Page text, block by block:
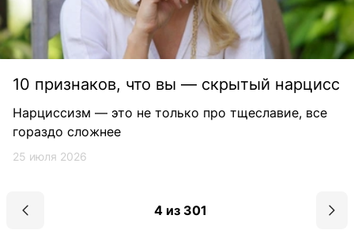
10 признаков, что вы — скрытый нарцисс
Нарциссизм — это не только про тщеславие, все
гораздо сложнее
25 июля 2026
4 из 301